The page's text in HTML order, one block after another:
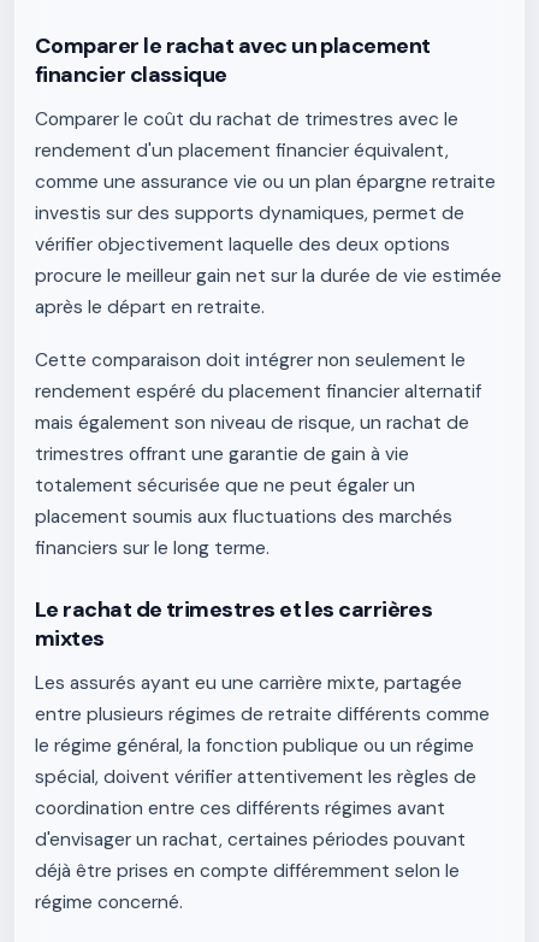
Comparer le rachat avec un placement
financier classique
Comparer le coût du rachat de trimestres avec le
rendement d'un placement financier équivalent,
comme une assurance vie ou un plan épargne retraite
investis sur des supports dynamiques, permet de
vérifier objectivement laquelle des deux options
procure le meilleur gain net sur la durée de vie estimée
après le départ en retraite.
Cette comparaison doit intégrer non seulement le
rendement espéré du placement financier alternatif
mais également son niveau de risque, un rachat de
trimestres offrant une garantie de gain à vie
totalement sécurisée que ne peut égaler un
placement soumis aux fluctuations des marchés
financiers sur le long terme.
Le rachat de trimestres et les carrières
mixtes
Les assurés ayant eu une carrière mixte, partagée
entre plusieurs régimes de retraite différents comme
le régime général, la fonction publique ou un régime
spécial, doivent vérifier attentivement les règles de
coordination entre ces différents régimes avant
d'envisager un rachat, certaines périodes pouvant
déjà être prises en compte différemment selon le
régime concerné.